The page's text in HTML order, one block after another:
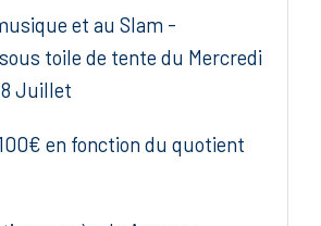
et au Slam -
toile de tente du Mercredi
Juillet
en fonction du quotient